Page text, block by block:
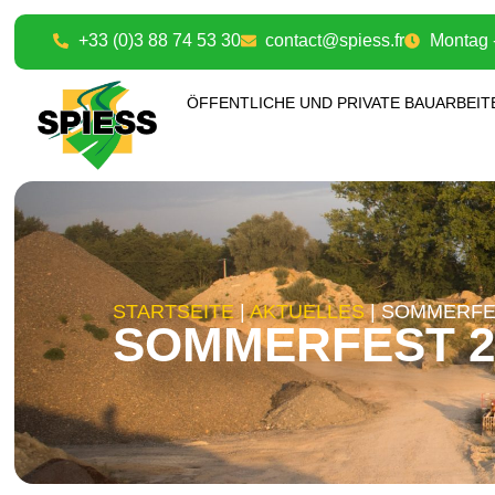
+33 (0)3 88 74 53 30 contact@spiess.fr Montag
ÖFFENTLICHE UND PRIVATE
STARTSEITE|AKTUELLES|
SOMMERFEST